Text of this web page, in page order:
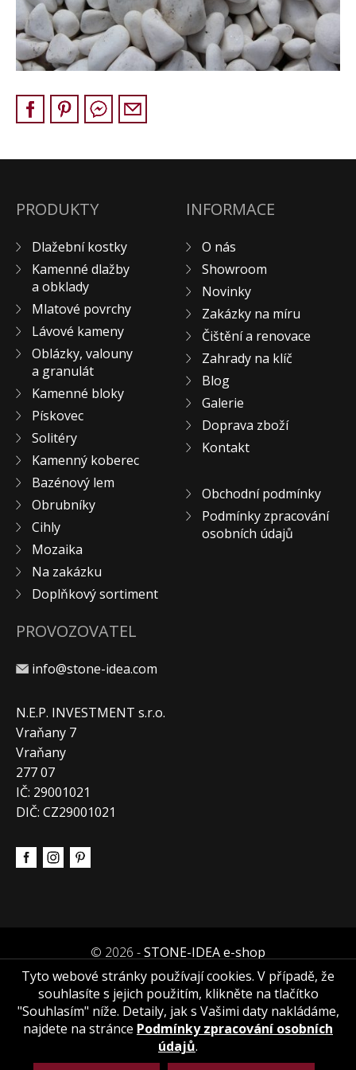
Pískovec
Solitéry
Kamenné bloky
BERA GRAVEL FIX
Terazzo
DLAŽEBNÍ KOSTKY
MLATOVÉ POVRCHY
ZAKÁZKY NA MÍRU
VÝPRODEJ
NOVINKY
BLOG
KONTAKT
PRODUKTY
Dlažební kostky
Kamenné dlažby
a obklady
Mlatové povrchy
Lávové kameny
Oblázky, valouny
a granulát
Kamenné bloky
Pískovec
Solitéry
Kamenný koberec
Bazénový lem
Obrubníky
Cihly
Mozaika
Na zakázku
Doplňkový sortiment
INFORMACE
O nás
Showroom
Novinky
Zakázky na míru
Čištění a renovace
Zahrady na klíč
Blog
Galerie
Doprava zboží
Kontakt
Obchodní podmínky
Podmínky zpracování
osobních údajů
PROVOZOVATEL
info@stone-idea.com
N.E.P. INVESTMENT s.r.o.
Vraňany 7
Vraňany
277 07
IČ: 29001021
DIČ: CZ29001021
© 2026 -STONE-IDEA e-shop
Tyto webové stránky používají cookies. V případě, že
souhlasíte s jejich použitím, klikněte na tlačítko
"Souhlasím" níže. Detaily, jak s Vašimi daty nakládáme,
najdete na stránce Podmínky zpracování osobních
údajů.